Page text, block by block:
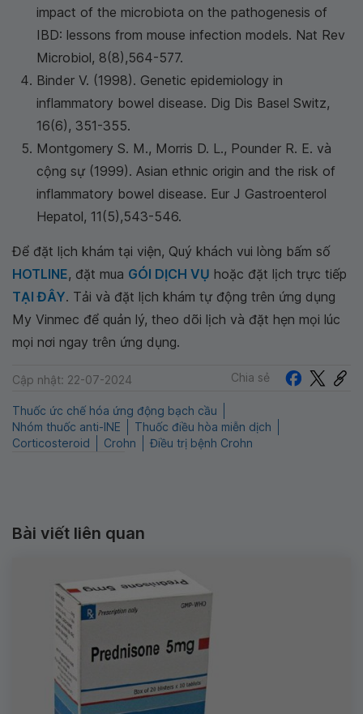
impact of the microbiota on the pathogenesis of
IBD: lessons from mouse infection models. Nat Rev
Microbiol, 8(8),564-577.
Binder V. (1998). Genetic epidemiology in
inflammatory bowel disease. Dig Dis Basel Switz,
16(6), 351-355.
Montgomery S. M., Morris D. L., Pounder R. E. và
cộng sự (1999). Asian ethnic origin and the risk of
inflammatory bowel disease. Eur J Gastroenterol
Hepatol, 11(5),543-546.
Để đặt lịch khám tại viện, Quý khách vui lòng bấm số
HOTLINE, đặt mua GÓI DỊCH VỤ hoặc đặt lịch trực tiếp
TẠI ĐÂY. Tải và đặt lịch khám tự động trên ứng dụng
My Vinmec để quản lý, theo dõi lịch và đặt hẹn mọi lúc
mọi nơi ngay trên ứng dụng.
Cập nhật: 22-07-2024 Chia sẻ
Thuốc ức chế hóa ứng động bạch cầu
Nhóm thuốc anti-INE
Thuốc điều hòa miễn dịch
Corticosteroid
Crohn Điều trị bệnh Crohn
Bài viết liên quan